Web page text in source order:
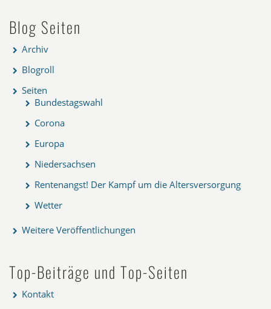
Blog Seiten
Archiv
Blogroll
Seiten
Bundestagswahl
Corona
Europa
Niedersachsen
Rentenangst! Der Kampf um die Altersversorgung
Wetter
Weitere Veröffentlichungen
Top-Beiträge und Top-Seiten
Kontakt